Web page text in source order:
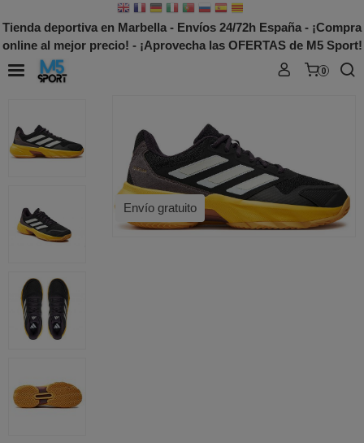
Tienda deportiva en Marbella - Envíos 24/72h España - ¡Compra
online al mejor precio! - ¡Aprovecha las OFERTAS de M5 Sport!
0
Envío gratuito